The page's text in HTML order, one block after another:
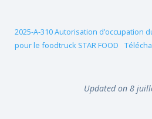
2025-A-310 Autorisation d’occupation
pour le foodtruck STAR FOOD
Updated on 8